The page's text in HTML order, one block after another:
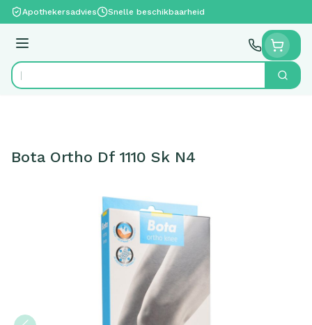
Ga naar de inhoud
Apothekersadvies Snelle beschikbaarheid
Menu
Product, merk, categorie... Zoek
Bota Ortho Df 1110 Sk N4